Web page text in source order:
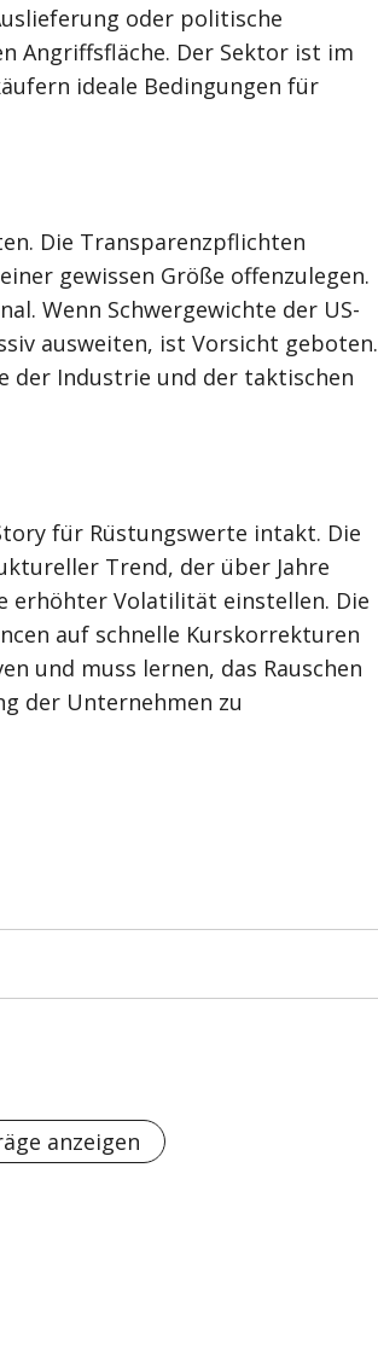
oder politische
Angriffsfläche. Der Sektor ist im
ideale Bedingungen für
Die Transparenzpflichten
gewissen Größe offenzulegen.
Wenn Schwergewichte der US-
ausweiten, ist Vorsicht geboten.
der Industrie und der taktischen
für Rüstungswerte intakt. Die
Trend, der über Jahre
erhöhter Volatilität einstellen. Die
auf schnelle Kurskorrekturen
und muss lernen, das Rauschen
der Unternehmen zu
anzeigen